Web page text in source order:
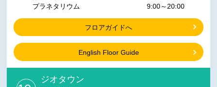
プラネタリウム
9:00～20:00
フロアガイドへ
English Floor Guide
ジオタウン